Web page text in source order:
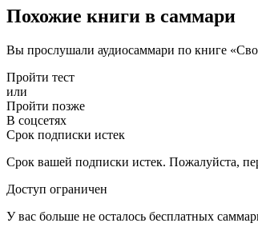
Похожие книги в саммари
Вы прослушали аудиосаммари по книге
Пройти тест
или
Пройти позже
В соцсетях
Срок подписки истек
Срок вашей подписки истек. Пожалуйста,
Доступ ограничен
У вас больше не осталось бесплатных